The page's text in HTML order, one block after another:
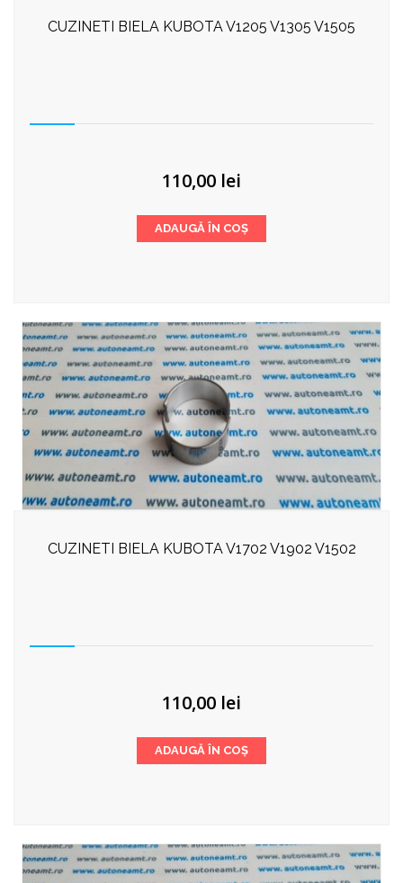
CUZINETI BIELA KUBOTA V1205 V1305 V1505
110,00 lei
ADAUGĂ ÎN COȘ
CUZINETI BIELA KUBOTA V1702 V1902 V1502
110,00 lei
ADAUGĂ ÎN COȘ